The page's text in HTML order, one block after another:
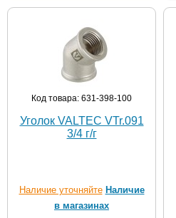
Код товара: 631-398-100
Уголок VALTEC VTr.091
3/4 г/г
Наличие уточняйте Наличие
в магазинах